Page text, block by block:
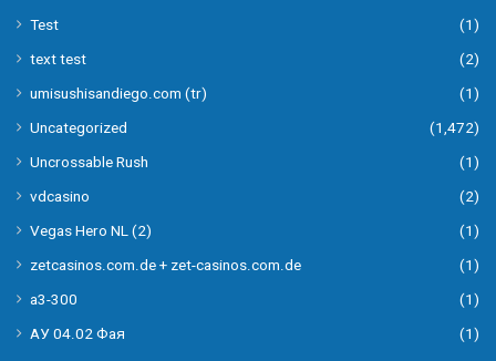
Test
(1)
text test
(2)
umisushisandiego.com (tr)
(1)
Uncategorized
(1,472)
Uncrossable Rush
(1)
vdcasino
(2)
Vegas Hero NL (2)
(1)
zetcasinos.com.de + zet-casinos.com.de
(1)
а3-300
(1)
АУ 04.02 Фая
(1)